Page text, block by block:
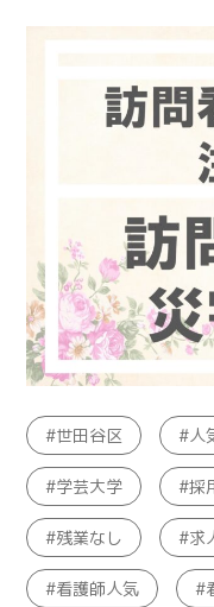
世田谷区 人
学芸大学 採
残業なし 求
看護師人気